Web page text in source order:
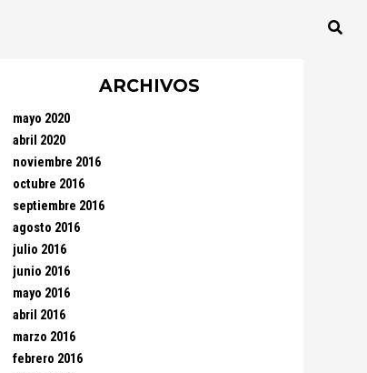
ARCHIVOS
mayo 2020
abril 2020
noviembre 2016
octubre 2016
septiembre 2016
agosto 2016
julio 2016
junio 2016
mayo 2016
abril 2016
marzo 2016
febrero 2016